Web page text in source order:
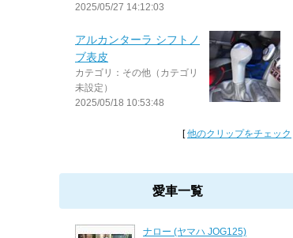
2025/05/27 14:12:03
アルカンターラ シフトノ
ブ表皮
カテゴリ：その他（カテゴリ
未設定）
2025/05/18 10:53:48
[他のクリップをチェック
愛車一覧
ナロー (ヤマハ JOG125)